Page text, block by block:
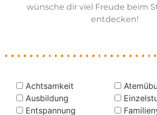
wünsche dir viel Freude beim
entdecken!
Achtsamkeit
Ausbildung
Entspannung